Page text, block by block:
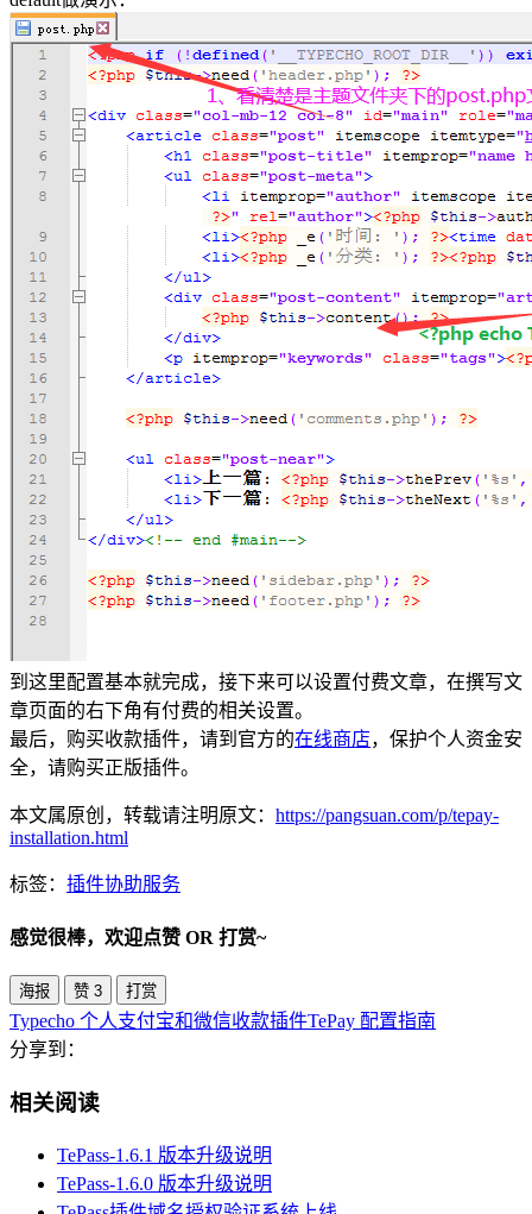
到这里配置基本就完成，接下来可以设置付费文章，在撰写文
章页面的右下角有付费的相关设置。
最后，购买收款插件，请到官方的在线商店，保护个人资金安
全，请购买正版插件。
本文属原创，转载请注明原文： https://pangsuan.com/p/tepay-
installation.html
标签： 插件协助服务
感觉很棒，欢迎点赞 OR 打赏~
海报 赞 3 打赏
Typecho 个人支付宝和微信收款插件TePay 配置指南
分享到：
相关阅读
TePass-1.6.1 版本升级说明
TePass-1.6.0 版本升级说明